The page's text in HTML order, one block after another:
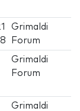
Grimaldi
Forum
Grimaldi
Forum
Grimaldi